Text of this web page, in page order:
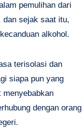
pemulihan dari
dan sejak saat itu,
alkohol.
terisolasi dan
siapa pun yang
menyebabkan
dengan orang